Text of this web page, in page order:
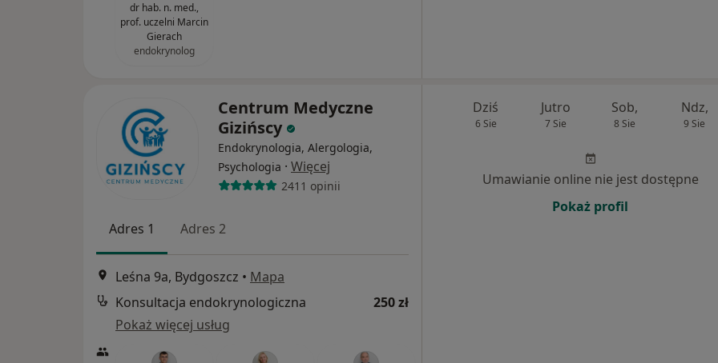
dr hab. n. med.,
prof. uczelni Marcin
Gierach
endokrynolog
Centrum Medyczne
Gizińscy
Endokrynologia, Alergologia,
Psychologia · Więcej
2411 opinii
Adres 1 Adres 2
Leśna 9a, Bydgoszcz • Mapa
Konsultacja endokrynologiczna
250 zł
Pokaż więcej usług
Dziś
6 Sie
Jutro
7 Sie
Sob,
8 Sie
Ndz,
9 Sie
Umawianie online nie jest dostępne
Pokaż profil